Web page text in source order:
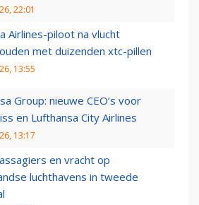
22:01
Airlines-piloot na vlucht
met duizenden xtc-pillen
13:55
Group: nieuwe CEO’s voor
en Lufthansa City Airlines
13:17
en vracht op
luchthavens in tweede